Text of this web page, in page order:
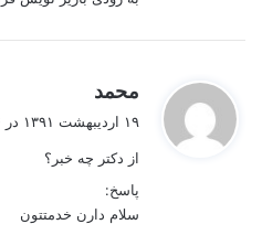
محمد
:
۱۹ اردیبهشت ۱۳۹۱ در ۸:۲۶ ب٫ظ
از دکتر چه خبر؟
پاسخ:
سلام دارن خدمتتون